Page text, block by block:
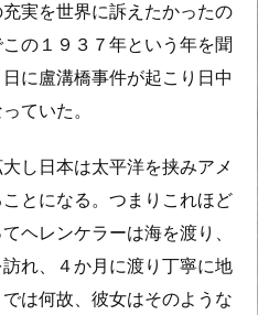
実を世界に訴えたかったの
の１９３７年という年を聞
に盧溝橋事件が起こり日中
ていた。
し日本は太平洋を挟みアメ
とになる。つまりこれほど
ヘレンケラーは海を渡り、
れ、４か月に渡り丁寧に地
は何故、彼女はそのような